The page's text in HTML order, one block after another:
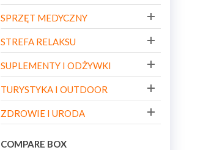
SPRZĘT MEDYCZNY
STREFA RELAKSU
SUPLEMENTY I ODŻYWKI
TURYSTYKA I OUTDOOR
ZDROWIE I URODA
COMPARE BOX